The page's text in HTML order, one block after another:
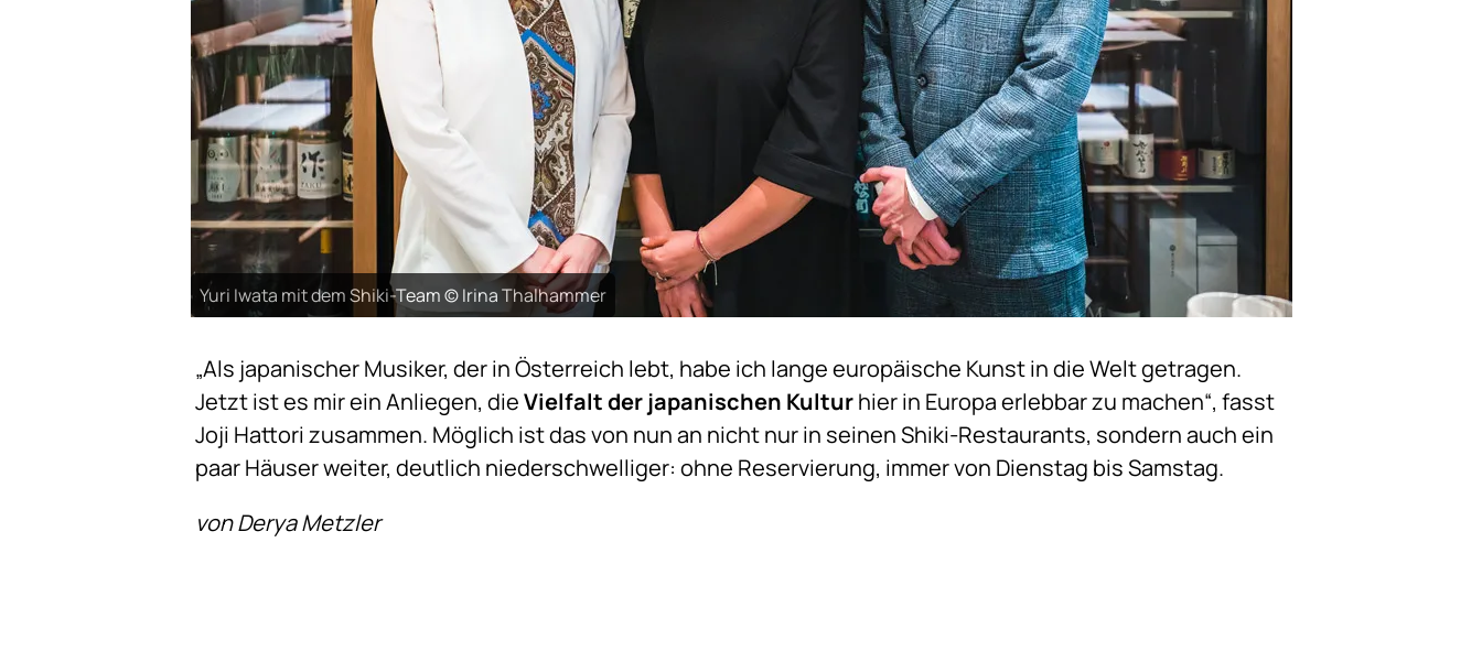
Yuri Iwata mit dem Shiki-Team © Irina Thalhammer
„Als japanischer Musiker, der in Österreich lebt, habe ich lange europäische Kunst in die Welt getragen.
Jetzt ist es mir ein Anliegen, dieVielfalt der japanischen Kulturhier in Europa erlebbar zu machen“, fasst
Joji Hattori zusammen. Möglich ist das von nun an nicht nur in seinen Shiki-Restaurants, sondern auch ein
paar Häuser weiter, deutlich niederschwelliger: ohne Reservierung, immer von Dienstag bis Samstag.
von Derya Metzler